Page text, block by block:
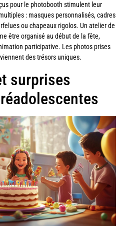
pour le photobooth stimulent leur
: masques personnalisés, cadres
ou chapeaux rigolos. Un atelier de
être organisé au début de la fête,
participative. Les photos prises
des trésors uniques.
surprises